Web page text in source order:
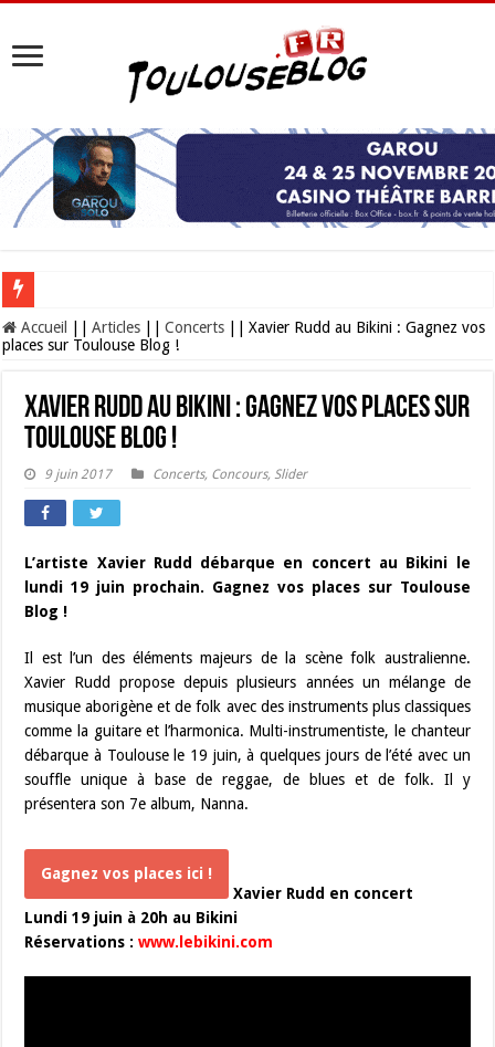
Les Nocturnes de la Cité de l’espace 2026 : l’événement incontournable de
Accueil Articles Concerts
Xavier Rudd au Bikini : Gagnez vos
places sur Toulouse Blog !
Xavier Rudd au Bikini : Gagnez vos places sur
Toulouse Blog !
9 juin 2017 Concerts, Concours, Slider
L’artiste Xavier Rudd débarque en concert au Bikini le
lundi 19 juin prochain. Gagnez vos places sur Toulouse
Blog !
Il est l’un des éléments majeurs de la scène folk australienne.
Xavier Rudd propose depuis plusieurs années un mélange de
musique aborigène et de folk avec des instruments plus classiques
comme la guitare et l’harmonica. Multi-instrumentiste, le chanteur
débarque à Toulouse le 19 juin, à quelques jours de l’été avec un
souffle unique à base de reggae, de blues et de folk. Il y
présentera son 7e album, Nanna.
Gagnez vos places ici !
Xavier Rudd en concert
Lundi 19 juin à 20h au Bikini
Réservations :www.lebikini.com